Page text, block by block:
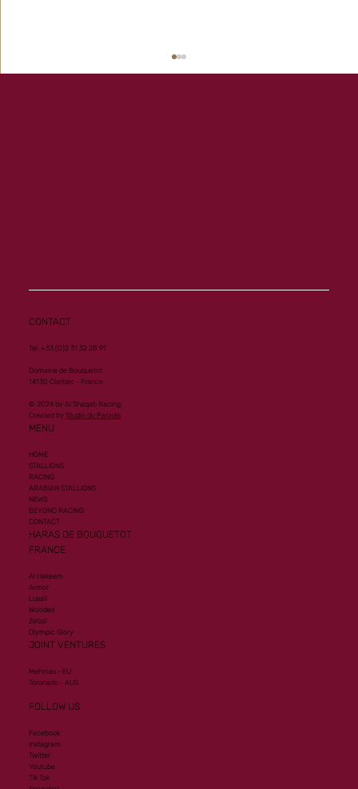
CONTACT
Tel. +33 (0)2 31 32 28 91
Domaine de Bouquetot
14130 Clarbec - France
© 2024 by Al Shaqab Racing.
Created by Studio du Paradis
MENU
HOME
STALLIONS
RACING
ARABIAN STALLIONS
NEWS
BEYOND RACING
CONTACT
HARAS DE BOUQUETOT
FRANCE
Al Hakeem
Armor
Lusail
Wooded
Zelzal
Olympic Glory
JOINT VENTURES
Mehmas - EU
Toronado - AUS
FOLLOW US
Facebook
Instagram
Twitter
Youtube
Tik Tok